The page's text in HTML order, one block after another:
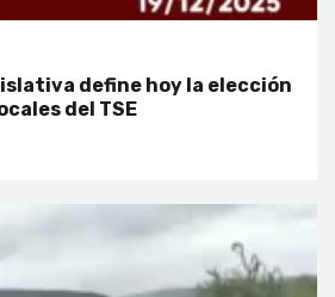
define hoy la elección
del TSE